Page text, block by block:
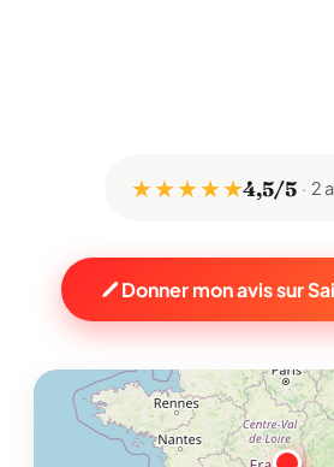
★ ★ ★ ★ ★4,5/5 2
Donner mon avis sur